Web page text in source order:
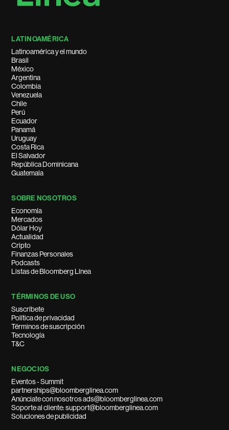
LATINOAMÉRICA
Latinoamérica y el mundo
Brasil
México
Argentina
Colombia
Venezuela
Chile
Perú
Ecuador
Panamá
Uruguay
Costa Rica
El Salvador
República Dominicana
Guatemala
SOBRE NOSOTROS
Economía
Mercados
Dólar Hoy
Actualidad
Cripto
Finanzas Personales
Podcasts
Listas de Bloomberg Línea
TÉRMINOS DE USO
Suscríbete
Política de privacidad
Términos de suscripción
Tecnología
T&C
NEGOCIOS
Eventos - Summit
partnerships@bloomberglinea.com
Anúnciate con nosotros ads@bloomberglinea.com
Soporte al cliente: support@bloomberglinea.com
Soluciones de publicidad